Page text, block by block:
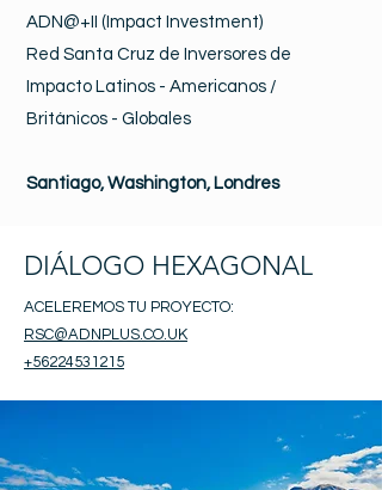
ADN@+II (Impact Investment)
Red Santa Cruz de Inversores de
Impacto Latinos - Americanos /
Británicos - Globales
Santiago, Washington, Londres
DIÁLOGO HEXAGONAL
ACELEREMOS TU PROYECTO:
RSC@ADNPLUS.CO.UK
+56224531215